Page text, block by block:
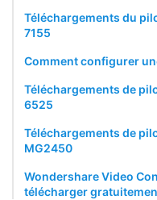
Téléchargements du
7155
Comment configurer
Téléchargements de
6525
Téléchargements de
MG2450
Wondershare Video
télécharger